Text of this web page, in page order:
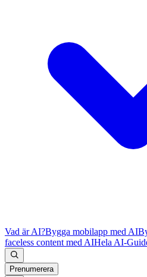
Vad är AI?Bygga mobilapp med AI
faceless content med AIHela AI-
Prenumerera